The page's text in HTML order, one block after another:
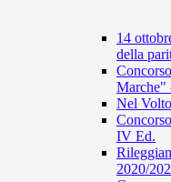
14
della
Marche"
Nel
IV Ed.
2020/